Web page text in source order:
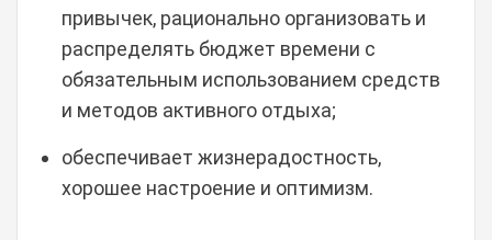
привычек, рационально организовать и
распределять бюджет времени с
обязательным использованием средств
и методов активного отдыха;
обеспечивает жизнерадостность,
хорошее настроение и оптимизм.